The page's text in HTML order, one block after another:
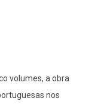
volumes, a obra
nos